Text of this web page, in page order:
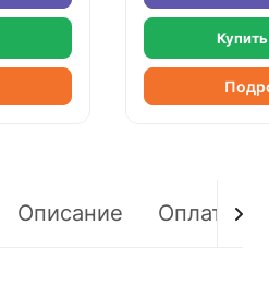
Описание Оплата